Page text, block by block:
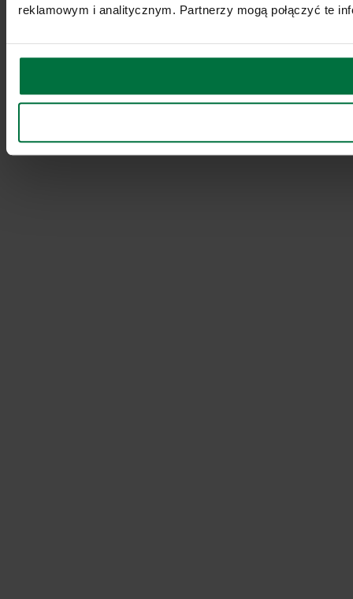
reklamowym i analitycznym. Partnerzy mogą połączyć te